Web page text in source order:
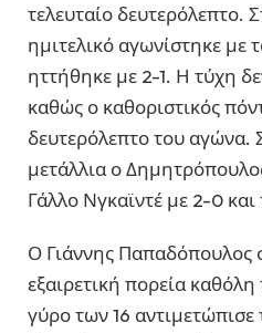
τελευταίο δευτερόλεπτο.
ημιτελικό αγωνίστηκε με
ηττήθηκε με 2-1. Η τύχη
καθώς ο καθοριστικός
δευτερόλεπτο του αγώνα.
μετάλλια ο
Γάλλο Νγκαϊντέ με 2-0
Ο Γιάννης Παπαδόπουλος
εξαιρετική πορεία
γύρο των 16